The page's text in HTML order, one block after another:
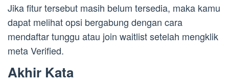
Jika fitur tersebut masih belum tersedia, maka kamu
dapat melihat opsi bergabung dengan cara
mendaftar tunggu atau join waitlist setelah mengklik
meta Verified.
Akhir Kata